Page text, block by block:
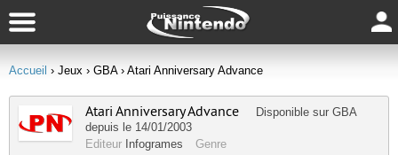
Accueil › Jeux › GBA› Atari Anniversary Advance
Atari Anniversary Advance Disponible sur GBA
depuis le 14/01/2003
Editeur Infogrames Genre